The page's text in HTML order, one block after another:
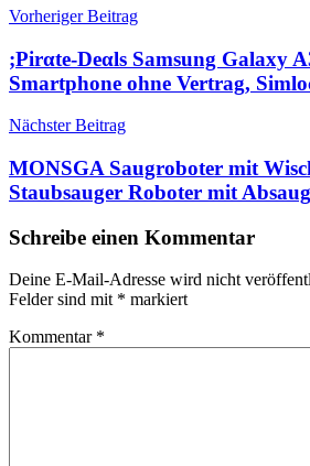
Beitragsnavigation
Vorheriger Beitrag
;Pirαtе-Dеαls Samsung Galaxy
Smartphone ohne Vertrag,
Nächster Beitrag
MONSGA Saugroboter mit
Staubsauger Roboter mit
Schreibe einen Kommentar
Deine E-Mail-Adresse wird nicht
Felder sind mit * markiert
Kommentar *